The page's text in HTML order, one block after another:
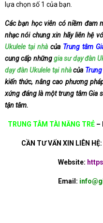
lựa chọn số 1 của bạn.
Các bạn học viên có niềm đam
nhạc nói chung xin hãy liên hệ
Ukulele tại nhàcủa Trung tâm
cung cấp nhữnggia sư dạy đàn
dạy đàn Ukulele tại nhàcủa
kiến thức, nâng cao phương
xứng đáng là một trung tâm Gia
tận tâm.
TRUNG TÂM TÀI NĂNG TRẺ–
CẦN TƯ VẤN XIN LIÊN HỆ:
Website:
Email: